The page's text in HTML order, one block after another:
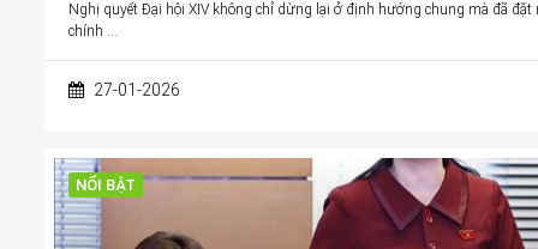
Nghị quyết Đại hội XIV không chỉ dừng lại ở định hướng chung mà đã đặt
chính …
27-01-2026
NỔI BẬT